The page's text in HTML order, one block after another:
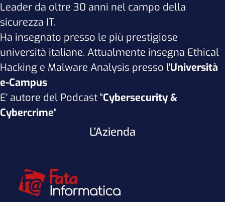
Leader da oltre 30 anni nel campo della
sicurezza IT.
Ha insegnato presso le più prestigiose
università italiane. Attualmente insegna Ethical
Hacking e Malware Analysis presso l'Università
e-Campus
E' autore del Podcast "Cybersecurity &
Cybercrime"
L'Azienda